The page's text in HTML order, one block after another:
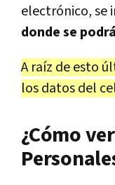
electrónico, se
donde se
A raíz de esto
los datos del
¿Cómo